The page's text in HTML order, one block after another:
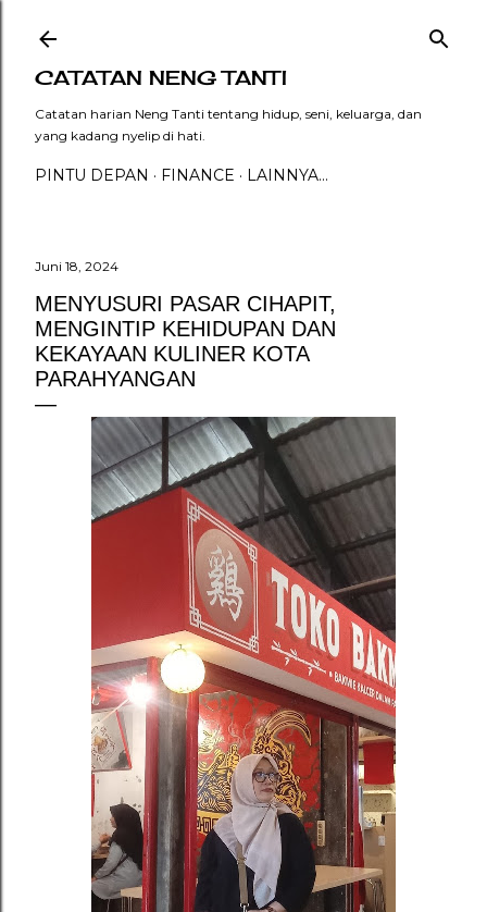
CATATAN NENG TANTI
Catatan harian Neng Tanti tentang hidup, seni, keluarga, dan
yang kadang nyelip di hati.
PINTU DEPAN FINANCE LAINNYA…
Juni 18, 2024
MENYUSURI PASAR CIHAPIT,
MENGINTIP KEHIDUPAN DAN
KEKAYAAN KULINER KOTA
PARAHYANGAN